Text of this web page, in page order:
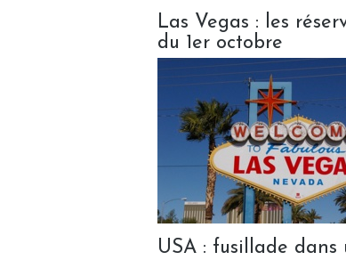
Las Vegas : les
du 1er octobre
USA : fusillade dans